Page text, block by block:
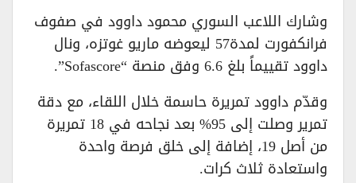
وشارك اللاعب السوري محمود داوود في صفوف
فرانكفورت لمدة57 ليعوضه ماريو غوتزه، ونال
داوود تقييماً بلغ 6.6 وفق منصة “Sofascore”.
وقدّم داوود تمريرة حاسمة خلال اللقاء، مع دقة
تمرير وصلت إلى 95% بعد نجاحه في 18 تمريرة
من أصل 19، إضافة إلى خلق فرصة واحدة
واستعادة ثلاث كرات.